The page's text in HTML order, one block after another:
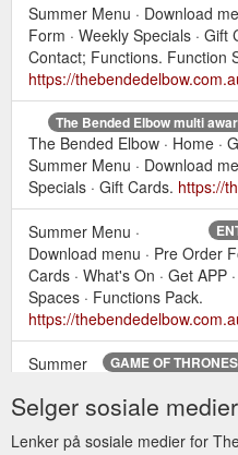
Summer Menu · Download
Form · Weekly Specials · Gift
Contact; Functions. Function
https://
The Bended Elbow multi
The Bended Elbow · Home ·
Summer Menu · Download
Specials · Gift Cards. https://
Summer Menu ·
Download menu · Pre Order
Cards · What's On · Get
Spaces · Functions Pack.
https://
GAME OF
Summer
Gift Cards · What's On · Get
Function Spaces · Functions
https://
Selger sosiale medier
Lenker på sosiale medier for